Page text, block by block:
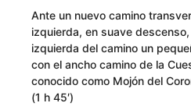
Ante un nuevo camino
izquierda, en suave
izquierda del camino un
con el ancho camino de la
conocido como Mojón del
(1 h 45′)